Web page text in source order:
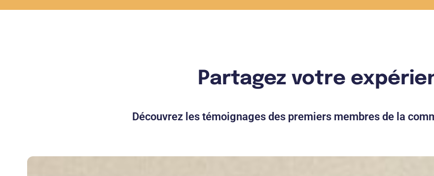
Partagez votre
Découvrez les témoignages des premiers membres de la